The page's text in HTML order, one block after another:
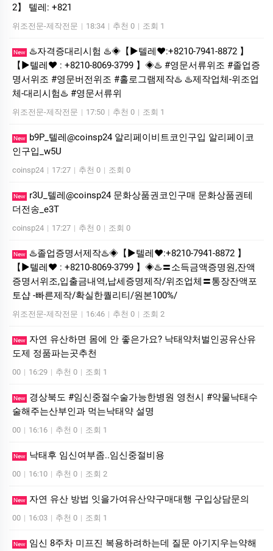
2】 텔레: +821
위조전문-제작전문 | 18:34 | 추천 0 | 조회 1
New
♨️자격증대리시험 ♨️◈【▶텔레♥:+8210-7941-8872 】
【▶텔레♥ : +8210-8069-3799 】◈♨️ #영문서류위조 #졸업증
명서위조 #영문버전위조 #홀로그램제작♨️ ♨️제작업체-위조업
체-대리시험♨️ #영문서류위
위조전문-제작전문 | 17:50 | 추천 0 | 조회 1
New
b9P_텔레@coinsp24 알리페이비트코인구입 알리페이코
인구입_w5U
coinsp24 | 17:27 | 추천 0 | 조회 0
New
r3U_텔레@coinsp24 문화상품권코인구매 문화상품권테
더전송_e3T
coinsp24 | 17:27 | 추천 0 | 조회 0
New
♨️졸업증명서제작♨️◈【▶텔레♥:+8210-7941-8872 】
【▶텔레♥ : +8210-8069-3799 】◈♨️〓소득금액증명원,잔액
증명서위조,입출금내역,납세증명제작/위조업체〓통장잔액포
토샵 -빠른제작/확실한퀄리티/원본100%/
위조전문-제작전문 | 16:46 | 추천 0 | 조회 2
New
자연 유산하면 몸에 안 좋은가요? 낙태약처벌인공유산유
도제 정품파는곳추천
00 | 16:29 | 추천 0 | 조회 1
New
경상북도 #임신중절수술가능한병원 영천시 #약물낙태수
술해주는산부인과 먹는낙­태약 설명
00 | 16:16 | 추천 0 | 조회 1
New 낙태후 임신여부좀..임신중절비용
00 | 16:10 | 추천 0 | 조회 2
New 자연 유산 방법 잇을가여유산약구매대행 구입상담문의
00 | 16:03 | 추천 0 | 조회 1
New
임신 8주차 미프진 복용하려하는데 질문 아기지우는약해